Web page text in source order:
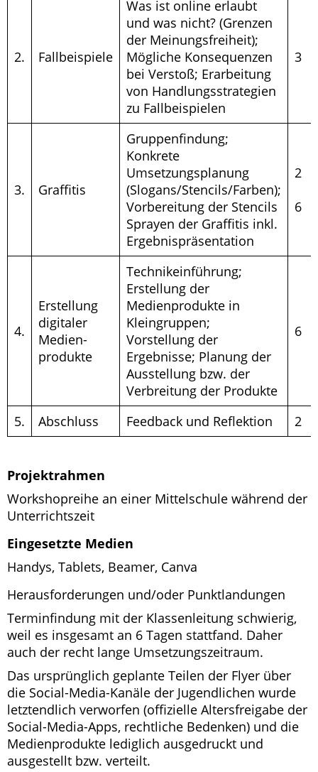
2. Fallbeispiele
Was ist online erlaubt
und was nicht? (Grenzen
der Meinungsfreiheit);
Mögliche Konsequenzen
bei Verstoß; Erarbeitung
von Handlungsstrategien
zu Fallbeispielen
3
3. Graffitis
Gruppenfindung;
Konkrete
Umsetzungsplanung
(Slogans/Stencils/Farben);
Vorbereitung der Stencils
Sprayen der Graffitis inkl.
Ergebnispräsentation
2
6
4.
Erstellung
digitaler
Medien-
produkte
Technikeinführung;
Erstellung der
Medienprodukte in
Kleingruppen;
Vorstellung der
Ergebnisse; Planung der
Ausstellung bzw. der
Verbreitung der Produkte
6
5. Abschluss Feedback und Reflektion 2
Projektrahmen
Workshopreihe an einer Mittelschule während der
Unterrichtszeit
Eingesetzte Medien
Handys, Tablets, Beamer, Canva
Herausforderungen und/oder Punktlandungen
Terminfindung mit der Klassenleitung schwierig,
weil es insgesamt an 6 Tagen stattfand. Daher
auch der recht lange Umsetzungszeitraum.
Das ursprünglich geplante Teilen der Flyer über
die Social-Media-Kanäle der Jugendlichen wurde
letztendlich verworfen (offizielle Altersfreigabe der
Social-Media-Apps, rechtliche Bedenken) und die
Medienprodukte lediglich ausgedruckt und
ausgestellt bzw. verteilt.